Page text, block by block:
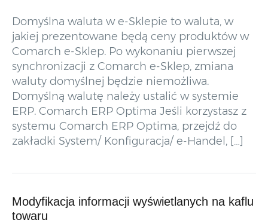
Domyślna waluta w e-Sklepie to waluta, w
jakiej prezentowane będą ceny produktów w
Comarch e-Sklep. Po wykonaniu pierwszej
synchronizacji z Comarch e-Sklep, zmiana
waluty domyślnej będzie niemożliwa.
Domyślną walutę należy ustalić w systemie
ERP. Comarch ERP Optima Jeśli korzystasz z
systemu Comarch ERP Optima, przejdź do
zakładki System/ Konfiguracja/ e-Handel, […]
Modyfikacja informacji wyświetlanych na kaflu
towaru